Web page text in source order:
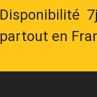
Disponibilité
partout en